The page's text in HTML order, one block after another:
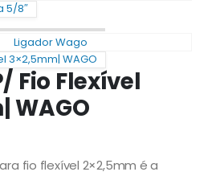
5/8″
3×2,5mm| WAGO
Fio Flexível
WAGO
fio flexível 2×2,5mm é a